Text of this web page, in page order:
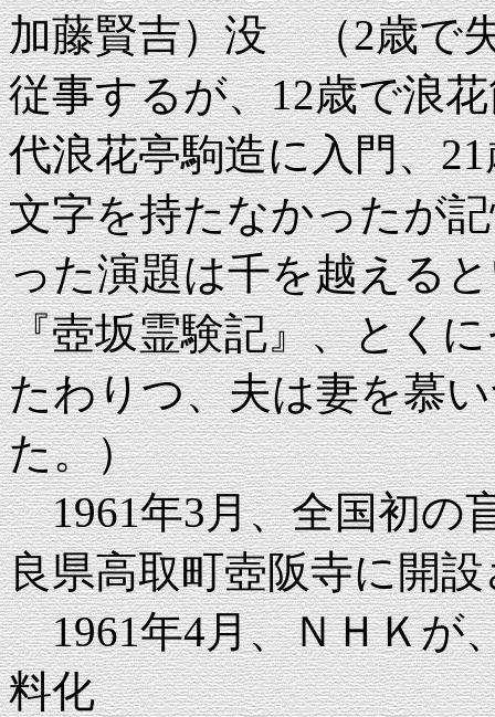
加藤賢吉）没 （2歳で
従事するが、12歳で浪
代浪花亭駒造に入門、
文字を持たなかったが
った演題は千を越える
『壺坂霊験記』、とく
たわりつ、夫は妻を慕
た。）
1961年3月、全国初の
良県高取町壺阪寺に開
1961年4月、ＮＨＫが
料化